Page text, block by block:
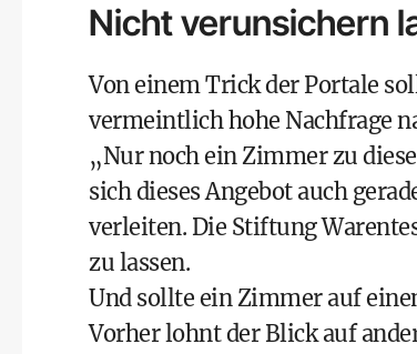
Nicht verunsichern
Von einem Trick der Portale
vermeintlich hohe Nachfrage
„Nur noch ein Zimmer zu
sich dieses Angebot auch
verleiten. Die Stiftung
zu lassen.
Und sollte ein Zimmer auf
Vorher lohnt der Blick auf